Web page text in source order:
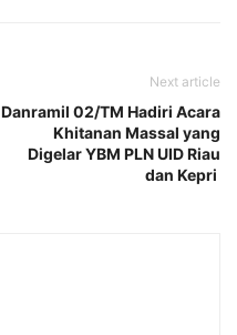
Next article
Danramil 02/TM Hadiri Acara
Khitanan Massal yang
Digelar YBM PLN UID Riau
dan Kepri